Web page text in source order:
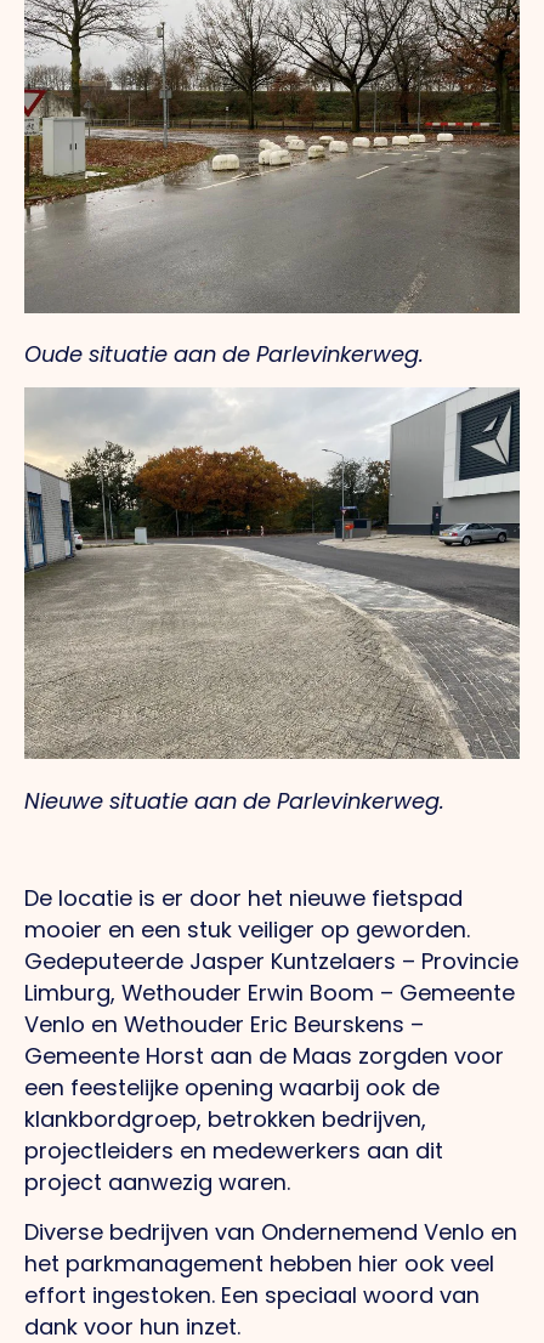
Oude situatie aan de Parlevinkerweg.
Nieuwe situatie aan de Parlevinkerweg.
De locatie is er door het nieuwe fietspad
mooier en een stuk veiliger op geworden.
Gedeputeerde Jasper Kuntzelaers – Provincie
Limburg, Wethouder Erwin Boom – Gemeente
Venlo en Wethouder Eric Beurskens –
Gemeente Horst aan de Maas zorgden voor
een feestelijke opening waarbij ook de
klankbordgroep, betrokken bedrijven,
projectleiders en medewerkers aan dit
project aanwezig waren.
Diverse bedrijven van Ondernemend Venlo en
het parkmanagement hebben hier ook veel
effort ingestoken. Een speciaal woord van
dank voor hun inzet.